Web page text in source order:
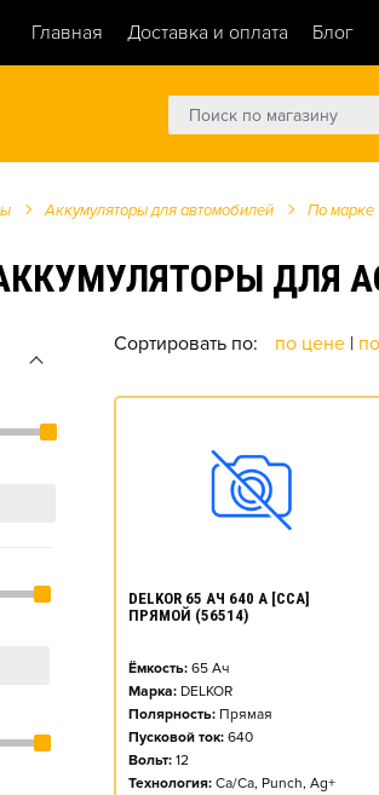
Главная Доставка и оплата Блог
Аккумуляторы для автомобилей По марке
ДЛЯ
Сортировать по: по цене |
DELKOR 65 АЧ 640 А [CCA]
ПРЯМОЙ (56514)
Ёмкость: 65 Ач
Марка: DELKOR
Полярность: Прямая
Пусковой ток: 640
Вольт: 12
Технология: Ca/Ca, Punch, Ag+